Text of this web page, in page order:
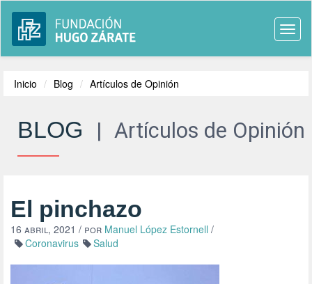
Inicio Blog Artículos de Opinión
BLOG | Artículos de Opinión
El pinchazo
16 abril, 2021 / por Manuel López Estornell /
Coronavirus
Salud